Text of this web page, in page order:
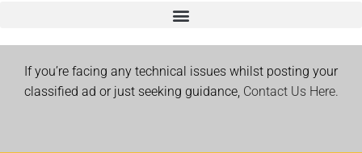
If you’re facing any technical issues whilst posting your
classified ad or just seeking guidance, Contact Us Here.